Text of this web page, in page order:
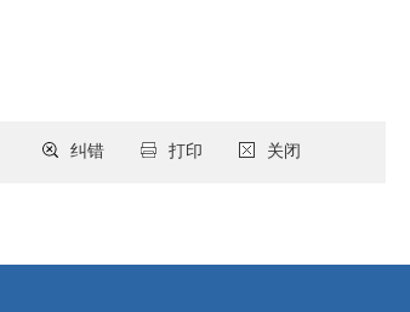
关闭
打印
纠错